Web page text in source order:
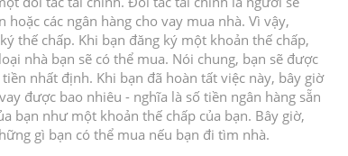
các ngân hàng cho vay mua nhà. Vì vậy,
thế chấp. Khi bạn đăng ký một khoản thế chấp,
nhà bạn sẽ có thể mua. Nói chung, bạn sẽ được
nhất định. Khi bạn đã hoàn tất việc này, bây giờ
được bao nhiêu - nghĩa là số tiền ngân hàng sẵn
bạn như một khoản thế chấp của bạn. Bây giờ,
gì bạn có thể mua nếu bạn đi tìm nhà.